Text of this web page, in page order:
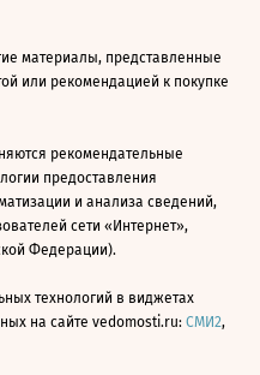
материалы, представленные
или рекомендацией к покупке
рекомендательные
предоставления
и анализа сведений,
сети «Интернет»,
Федерации).
технологий в виджетах
на сайте vedomosti.ru: СМИ2,